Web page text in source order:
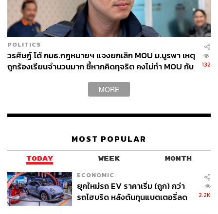
ระบบ AI ผู้ช่วยจับโกง ต้องควบคู่ระบบราชการที่ดี
ในช่วงตอบข้อซักถาม วิโรจน์ ลักขณาอดิศร อดีตแคนดิเดตผู้
ว่าฯ กทม. และอดีต สส. พรรคประชาชน ได้ร่วมชี้แจงเพิ่ม
เติมเกี่ยวกับแนวทางการบริหารและการทำงานร่วมกับ
สมาชิกสภากรุงเทพมหานคร (ส.ก.) โดยระบุว่า ความ
บกพร่องในการบริหารจัดการสามารถเกิดขึ้นได้ แต่สิ่งที่
มาช่วยคัดกรองตั้งแต่ต้นทาง จะช่วยลดความอึดอัดใจของผู้
สำหรับปัญหาการต่อรองเพื่อตัดงบประมาณของกลุ่ม ส.ก.
บางส่วน เพื่อนำไปเรียกรับผลประโยชน์หรือนำผู้รับเหมาของ
ตนเข้ามารับงานนั้น พรรคประชาชนมีแนวทางในการจัดการ
โดยการเน้นกระบวนการมีส่วนร่วมและเปิดเผยข้อมูล
โครงการในทุกขั้นตอนให้ประชาชนรับทราบอย่างโปร่งใส
POLITICS
วรศิษฎ์ โต้ กมธ.กฎหมายฯ แจงยกเลิก MOU ม.บูรพา เหตุ
ถูกร้องเรียนจำนวนมาก ชี้หากคิดทุจริต คงไม่ทำ MOU กับ
132
MORE
MOST POPULAR
TODAY WEEK MONTH
ECONOMIC
ยุคใหม่รถ EV ราคาเริ่ม (ถูก) กว่า
รถไฮบริด หลังต้นทุนแบตเตอรี่ลด
2.2K